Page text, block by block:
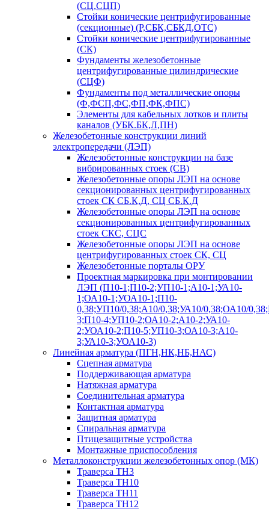
(СЦ,СЦП)
Стойки конические центрифугированные
(секционные) (Р,СБК,СБКД,ОТС)
Стойки конические центрифугированные
(СК)
Фундаменты железобетонные
центрифугированные цилиндрические
(СЦФ)
Фундаменты под металлические опоры
(Ф,ФСП,ФС,ФП,ФК,ФПС)
Элементы для кабельных лотков и плиты
каналов (УБК.БК,Л,ПН)
Железобетонные конструкции линий
электропередачи (ЛЭП)
Железобетонные конструкции на базе
вибрированных стоек (СВ)
Железобетонные опоры ЛЭП на основе
секционированных центрифугированных
стоек СК СБ.К,Д, СЦ СБ.К.Д
Железобетонные опоры ЛЭП на основе
секционированных центрифугированных
стоек СКС, СЦС
Железобетонные опоры ЛЭП на основе
центрифугированных стоек СК, СЦ
Железобетонные порталы ОРУ
Проектная маркировка при монтировании
ЛЭП (П10-1;П10-2;УП10-1;А10-1;УА10-
1;ОА10-1;УОА10-1;П10-
0,38;УП10/0,38;А10/0,38;УА10/0,38;ОА10/
3;П10-4;УП10-2;ОА10-2;А10-2;УА10-
2;УОА10-2;П10-5;УП10-3;ОА10-3;А10-
3;УА10-3;УОА10-3)
Линейная арматура (ПГН,НК,НБ,НАС)
Сцепная арматура
Поддерживающая арматура
Натяжная арматура
Соединительная арматура
Контактная арматура
Защитная арматура
Спиральная арматура
Птицезащитные устройства
Монтажные приспособления
Металлоконструкции железобетонных опор (МК)
Траверса ТН3
Траверса ТН10
Траверса ТН11
Траверса ТН12